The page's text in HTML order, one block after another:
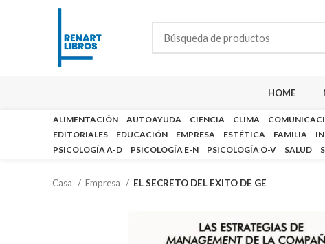
HOME
ALIMENTACIÓN AUTOAYUDA CIENCIA CLIMA
EDITORIALES
EDUCACIÓN EMPRESA ESTÉTICA FAMILIA
PSICOLOGÍA A-D
PSICOLOGÍA E-N PSICOLOGÍA O-V SALUD
Casa Empresa EL SECRETO DEL EXITO DE GE